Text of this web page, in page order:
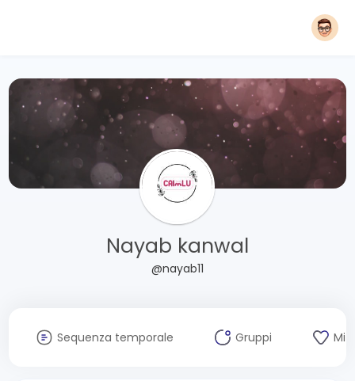
Nayab kanwal
@nayab11
Sequenza temporale Gruppi Mi